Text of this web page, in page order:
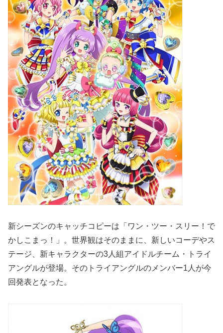
新シーズンのキャッチコピーは「ワン・ツー・スリー！で
かしこまっ！」。世界観はそのままに、新しいコーデやス
テージ、新キャラクターの3人組アイドルチーム・トライ
アングルが登場。そのトライアングルのメンバー1人が今
回発表となった。